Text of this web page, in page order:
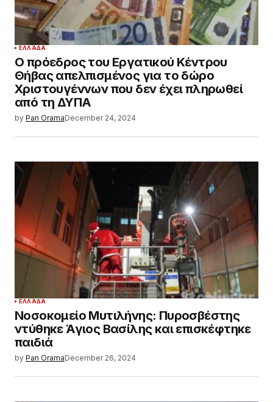
ΕΛΛΆΔΑ
Ο πρόεδρος του Εργατικού Κέντρου
Θήβας απελπισμένος για το δώρο
Χριστουγέννων που δεν έχει πληρωθεί
από τη ΔΥΠΑ
by Pan OramaDecember 24, 2024
ΕΛΛΆΔΑ
Νοσοκομείο Μυτιλήνης: Πυροσβέστης
ντύθηκε Άγιος Βασίλης και επισκέφτηκε
παιδιά
by Pan OramaDecember 26, 2024